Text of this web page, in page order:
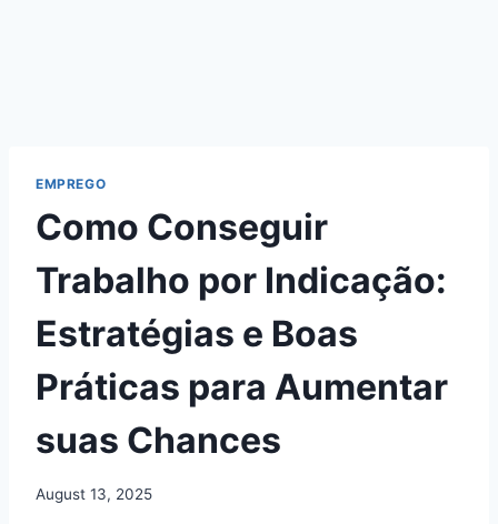
EMPREGO
Como Conseguir
Trabalho por Indicação:
Estratégias e Boas
Práticas para Aumentar
suas Chances
August 13, 2025